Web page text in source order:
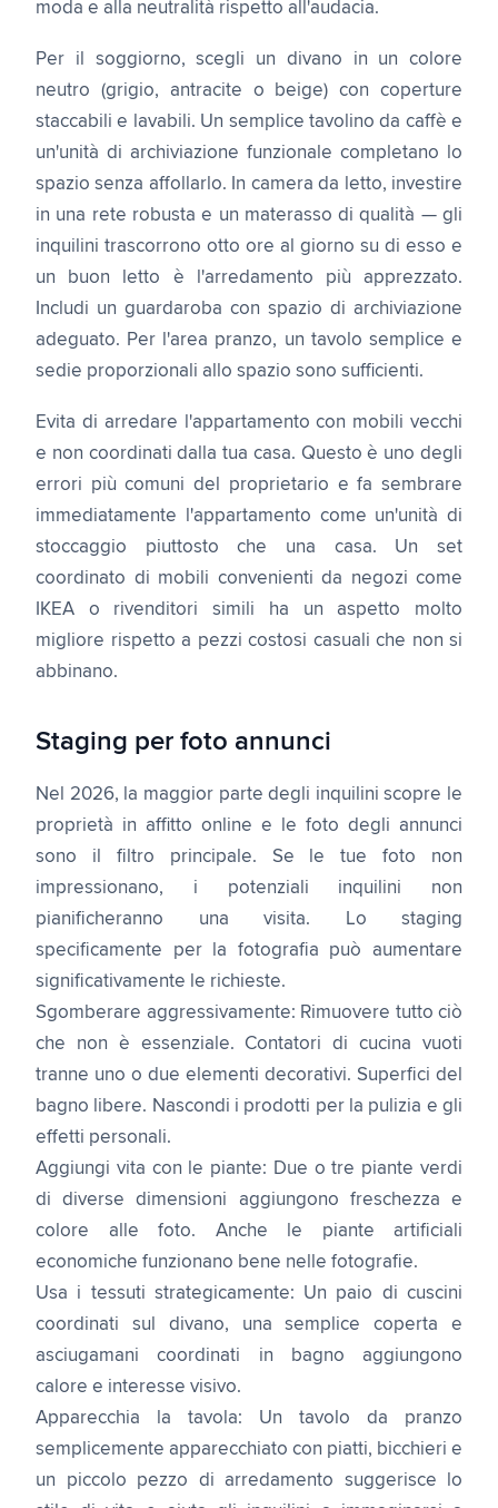
moda e alla neutralità rispetto all'audacia.
Per il soggiorno, scegli un divano in un colore
neutro (grigio, antracite o beige) con coperture
staccabili e lavabili. Un semplice tavolino da caffè e
un'unità di archiviazione funzionale completano lo
spazio senza affollarlo. In camera da letto, investire
in una rete robusta e un materasso di qualità — gli
inquilini trascorrono otto ore al giorno su di esso e
un buon letto è l'arredamento più apprezzato.
Includi un guardaroba con spazio di archiviazione
adeguato. Per l'area pranzo, un tavolo semplice e
sedie proporzionali allo spazio sono sufficienti.
Evita di arredare l'appartamento con mobili vecchi
e non coordinati dalla tua casa. Questo è uno degli
errori più comuni del proprietario e fa sembrare
immediatamente l'appartamento come un'unità di
stoccaggio piuttosto che una casa. Un set
coordinato di mobili convenienti da negozi come
IKEA o rivenditori simili ha un aspetto molto
migliore rispetto a pezzi costosi casuali che non si
abbinano.
Staging per foto annunci
Nel 2026, la maggior parte degli inquilini scopre le
proprietà in affitto online e le foto degli annunci
sono il filtro principale. Se le tue foto non
impressionano, i potenziali inquilini non
pianificheranno una visita. Lo staging
specificamente per la fotografia può aumentare
significativamente le richieste.
Sgomberare aggressivamente: Rimuovere tutto ciò
che non è essenziale. Contatori di cucina vuoti
tranne uno o due elementi decorativi. Superfici del
bagno libere. Nascondi i prodotti per la pulizia e gli
effetti personali.
Aggiungi vita con le piante: Due o tre piante verdi
di diverse dimensioni aggiungono freschezza e
colore alle foto. Anche le piante artificiali
economiche funzionano bene nelle fotografie.
Usa i tessuti strategicamente: Un paio di cuscini
coordinati sul divano, una semplice coperta e
asciugamani coordinati in bagno aggiungono
calore e interesse visivo.
Apparecchia la tavola: Un tavolo da pranzo
semplicemente apparecchiato con piatti, bicchieri e
un piccolo pezzo di arredamento suggerisce lo